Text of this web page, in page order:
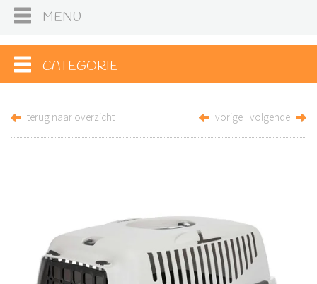
MENU
CATEGORIE
terug naar overzicht vorige volgende